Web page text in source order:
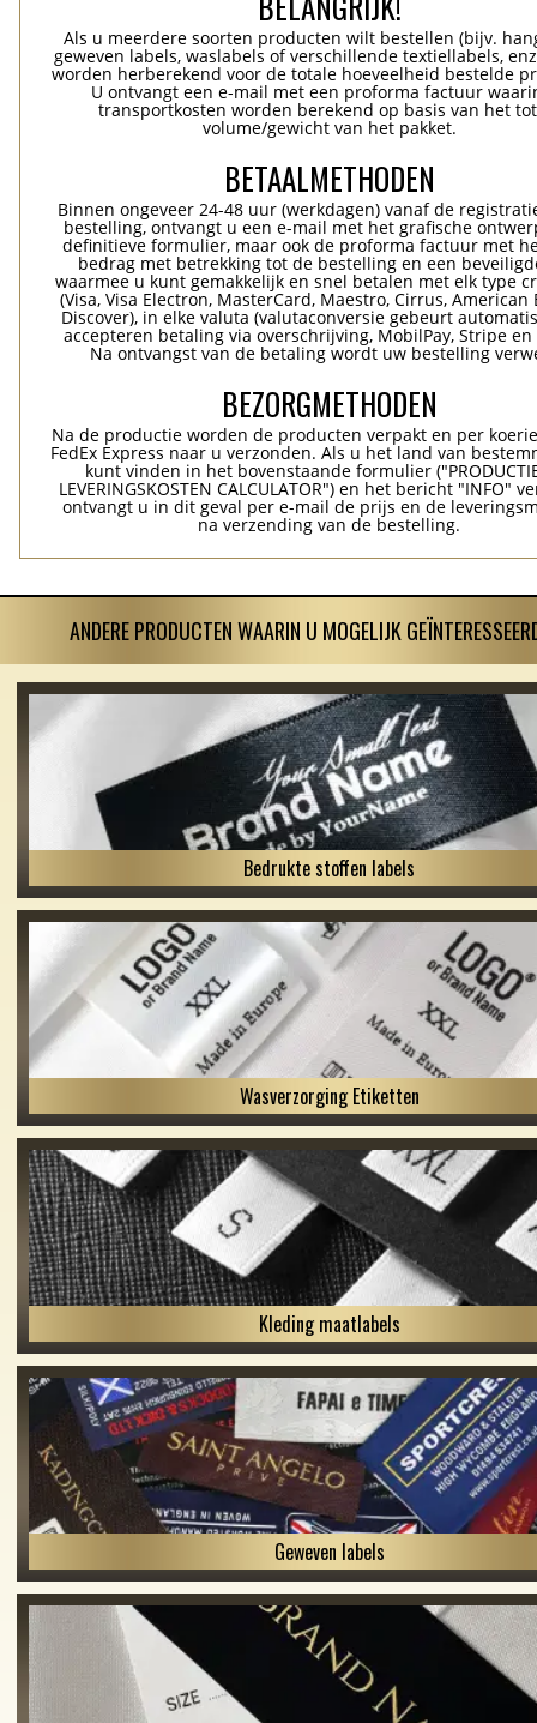
Als u meerdere soorten producten wilt bestellen (bijv.
geweven labels, waslabels of verschillende textiellabels,
worden herberekend voor de totale hoeveelheid bestelde
U ontvangt een e-mail met een proforma factuur
transportkosten worden berekend op basis van het
volume/gewicht van het pakket.
BETAALMETHODEN
Binnen ongeveer 24-48 uur (werkdagen) vanaf de
bestelling, ontvangt u een e-mail met het grafische
definitieve formulier, maar ook de proforma factuur met
bedrag met betrekking tot de bestelling en een
waarmee u kunt gemakkelijk en snel betalen met elk type
(Visa, Visa Electron, MasterCard, Maestro, Cirrus, American
Discover), in elke valuta (valutaconversie gebeurt
accepteren betaling via overschrijving, MobilPay, Stripe en
Na ontvangst van de betaling wordt uw bestelling
BEZORGMETHODEN
Na de productie worden de producten verpakt en per
FedEx Express naar u verzonden. Als u het land van
kunt vinden in het bovenstaande formulier
LEVERINGSKOSTEN CALCULATOR") en het bericht "INFO"
ontvangt u in dit geval per e-mail de prijs en de
na verzending van de bestelling.
ANDERE PRODUCTEN WAARIN U MOGELIJK
Bedrukte stoffen labels
Wasverzorging Etiketten
Kleding maatlabels
Geweven labels